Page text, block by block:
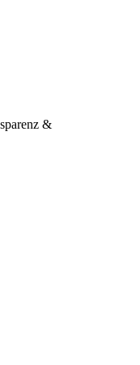
&